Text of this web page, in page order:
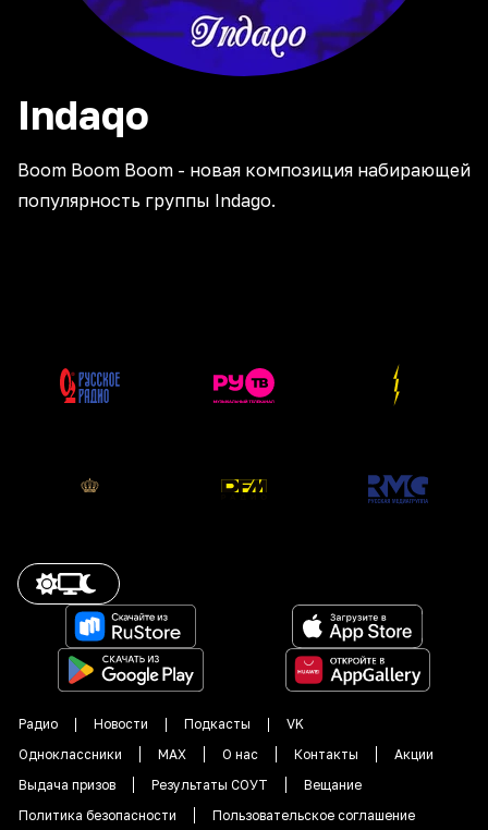
Indaqo
Boom Boom Boom - новая композиция набирающей
популярность группы Indago.
Радио Новости Подкасты
VK
Одноклассники
MAX О нас Контакты
Акции
Выдача призов
Результаты СОУТ
Вещание
Политика безопасности
Пользовательское соглашение